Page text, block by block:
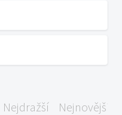
Nejdražší Nejnovější